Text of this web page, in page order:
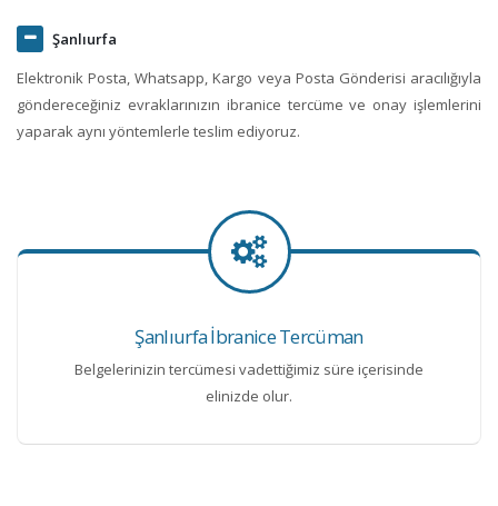
Şanlıurfa
Elektronik Posta, Whatsapp, Kargo veya Posta Gönderisi aracılığıyla
göndereceğiniz evraklarınızın ibranice tercüme ve onay işlemlerini
yaparak aynı yöntemlerle teslim ediyoruz.
Şanlıurfa İbranice Tercüman
Belgelerinizin tercümesi vadettiğimiz süre içerisinde
elinizde olur.